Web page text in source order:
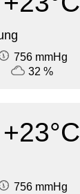
756 mmHg
32 %
+23°C
756 mmHg